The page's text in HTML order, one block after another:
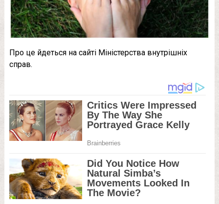
Про це йдеться на сайті Міністерства внутрішніх
справ.